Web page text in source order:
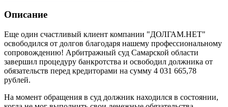
Описание
Еще один счастливый клиент компании "ДОЛГАМ.НЕТ"
освободился от долгов благодаря нашему профессиональному
сопровождению! Арбитражный суд Самарской области
завершил процедуру банкротства и освободил должника от
обязательств перед кредиторами на сумму 4 031 665,78
рублей.
На момент обращения в суд должник находился в состоянии,